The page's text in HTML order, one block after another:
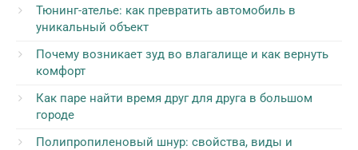
Тюнинг-ателье: как превратить автомобиль в
уникальный объект
Почему возникает зуд во влагалище и как вернуть
комфорт
Как паре найти время друг для друга в большом
городе
Полипропиленовый шнур: свойства, виды и